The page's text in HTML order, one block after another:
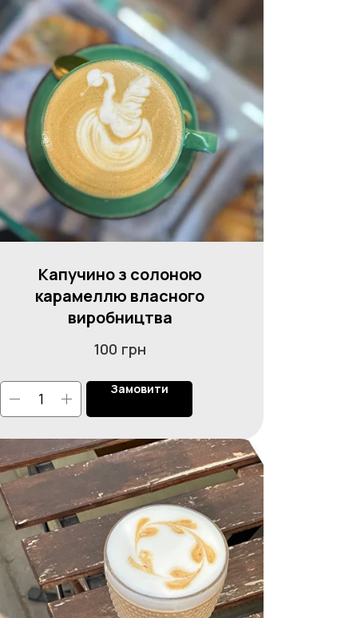
Капучино з солоною
карамеллю власного
виробництва
100 грн
Замовити